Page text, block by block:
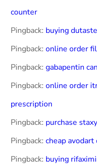
counter
Pingback: buying
Pingback:online order
Pingback:gabapentin
Pingback:online order
prescription
Pingback: purchase
Pingback:cheap
Pingback: buying